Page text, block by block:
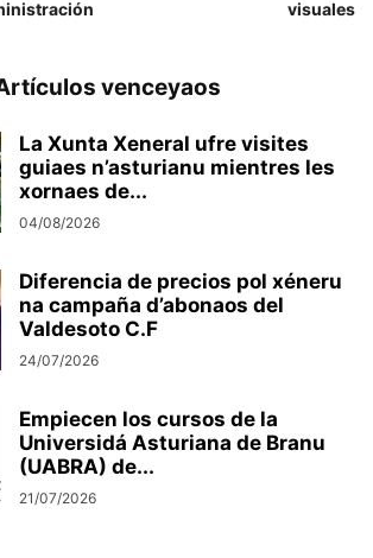
visuales
venceyaos
La Xunta Xeneral ufre visites
guiaes n’asturianu mientres les
xornaes de...
04/08/2026
Diferencia de precios pol xéneru
na campaña d’abonaos del
Valdesoto C.F
24/07/2026
Empiecen los cursos de la
Universidá Asturiana de Branu
(UABRA) de...
21/07/2026